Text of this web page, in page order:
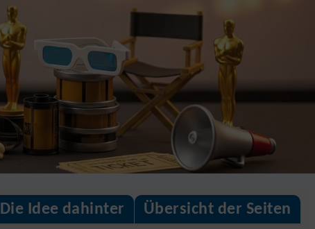
Die Idee dahinter
Übersicht der Seiten